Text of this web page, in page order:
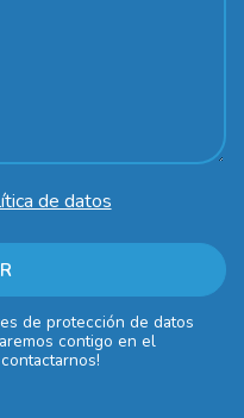
de datos
de protección de datos
contigo en el